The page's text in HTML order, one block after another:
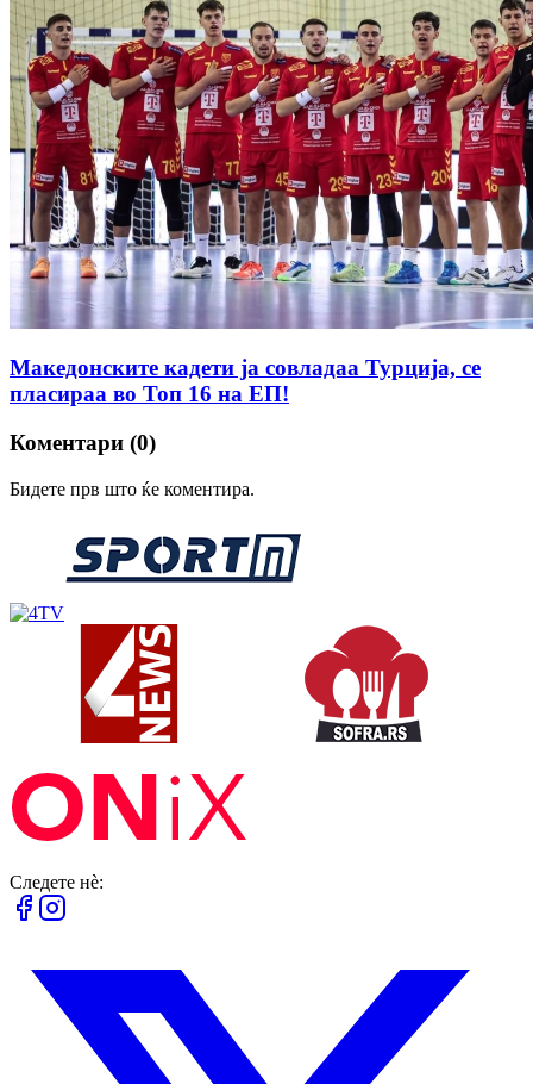
Македонските кадети ја совладаа Турција, се
пласираа во Топ 16 на ЕП!
Коментари (0)
Бидете прв што ќе коментира.
Следете нè: